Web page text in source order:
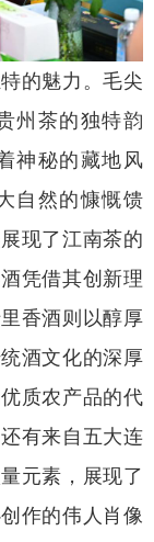
的魅力。毛尖
州茶的独特韵
神秘的藏地风
自然的慷慨馈
现了江南茶的
凭借其创新理
香酒则以醇厚
酒文化的深厚
质农产品的代
有来自五大连
元素，展现了
作的伟人肖像